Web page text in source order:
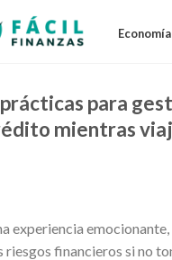
Economía
para
mientras
experiencia
financieros si no